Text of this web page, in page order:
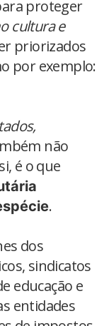
proteger
cultura e
priorizados
por exemplo:
não
é o que
.
dos
sindicatos
educação e
entidades